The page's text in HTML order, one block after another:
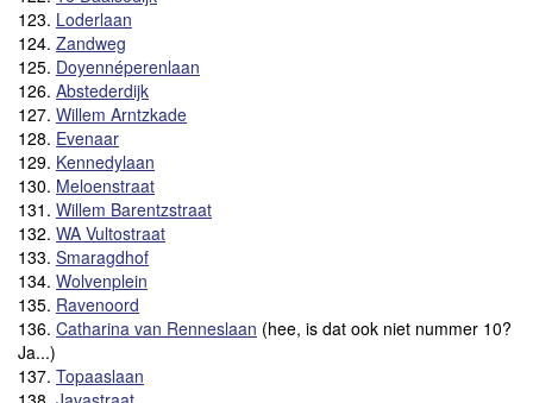
123. Loderlaan
124. Zandweg
125. Doyennéperenlaan
126. Abstederdijk
127. Willem Arntzkade
128. Evenaar
129. Kennedylaan
130. Meloenstraat
131. Willem Barentzstraat
132. WA Vultostraat
133. Smaragdhof
134. Wolvenplein
135. Ravenoord
136. Catharina van Renneslaan (hee, is dat ook niet nummer 10?
Ja...)
137. Topaaslaan